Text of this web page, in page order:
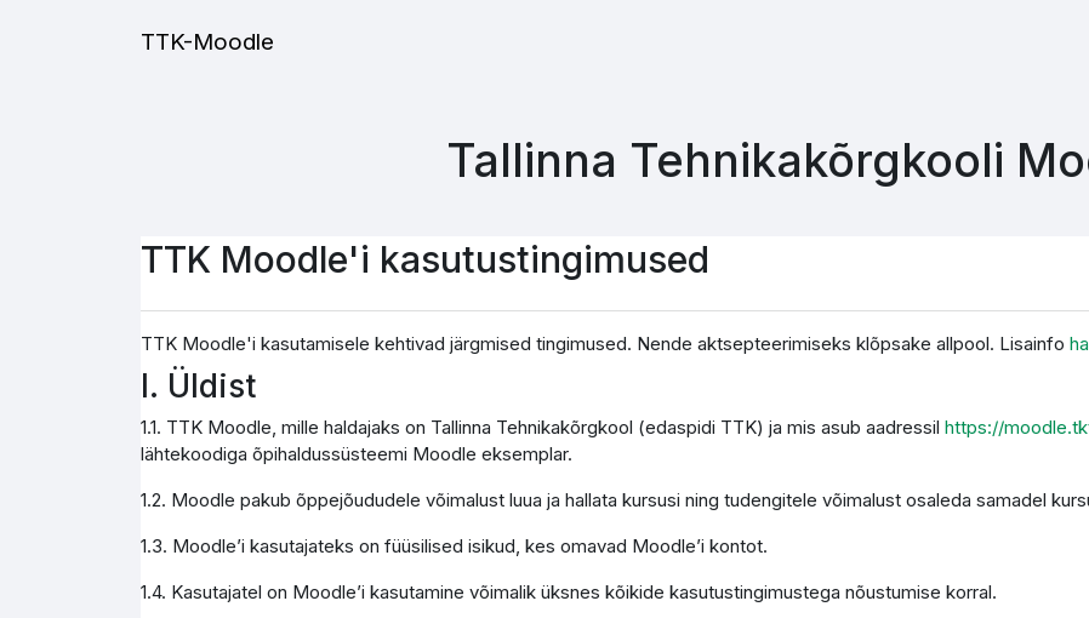
TTK-Moodle
Tallinna Tehnikakõrgkooli
TTK Moodle'i kasutustingimused
TTK Moodle'i kasutamisele kehtivad järgmised tingimused. Nende aktsepteerimiseks klõpsake allpool. Lisainfo
I. Üldist
1.1. TTK Moodle, mille haldajaks on Tallinna Tehnikakõrgkool (edaspidi TTK) ja mis asub aadressil https://
lähtekoodiga õpihaldussüsteemi Moodle eksemplar.
1.2. Moodle pakub õppejõududele võimalust luua ja hallata kursusi ning tudengitele võimalust osaleda samadel
1.3. Moodle’i kasutajateks on füüsilised isikud, kes omavad Moodle’i kontot.
1.4. Kasutajatel on Moodle’i kasutamine võimalik üksnes kõikide kasutustingimustega nõustumise korral.